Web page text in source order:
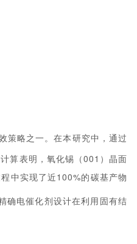
策略之一。在本研究中，通过
算表明，氧化锡（001）晶面
中实现了近100%的碳基产物
确电催化剂设计在利用固有结